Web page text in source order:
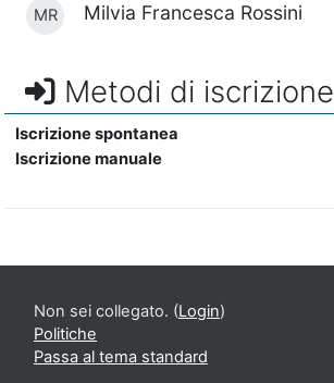
MR Milvia Francesca Rossini
Metodi di iscrizione
Iscrizione spontanea
Iscrizione manuale
Non sei collegato. (Login)
Politiche
Passa al tema standard